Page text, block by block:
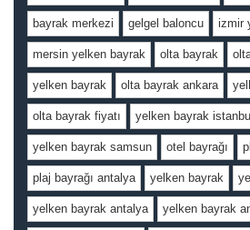
bayrak merkezi gelgel baloncu izmir
mersin yelken bayrak olta bayrak
yelken bayrak olta bayrak ankara
olta bayrak fiyatı yelken bayrak istanbul
yelken bayrak samsun otel bayrağı
plaj bayrağı antalya yelken bayrak
yelken bayrak antalya yelken bayrak